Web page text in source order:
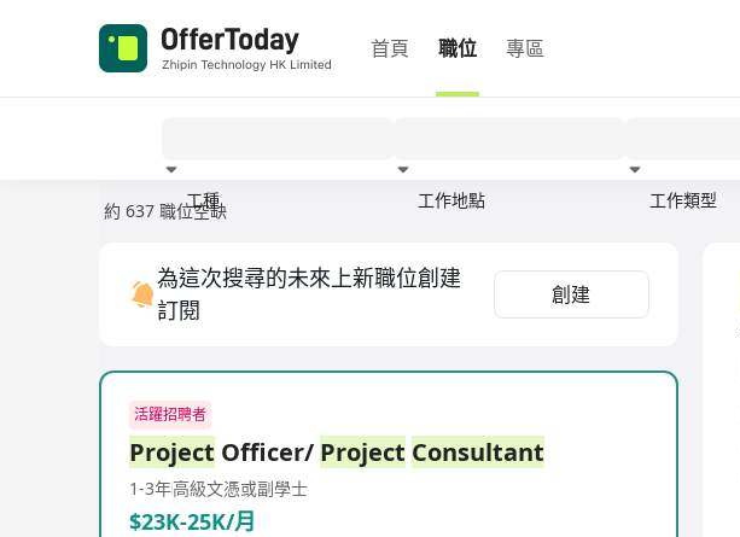
首頁 職位 專區
工種 工作地點 工作類型
約 637 職位空缺
為這次搜尋的未來上新職位創建
訂閱
創建
活躍招聘者
Project Officer/ Project Consultant
1-3年高級文憑或副學士
$23K-25K/月